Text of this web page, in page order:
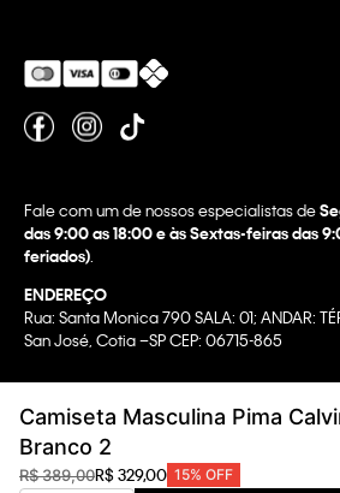
Camiseta Masculina Pima
Branco 2
R$389,00R$329,00 15% OFF
Fale com um de nossos especialistas de
das 9:00 as 18:00 e às Sextas-feiras das
feriados)
ENDEREÇO
Rua: Santa Monica 790 SALA: 01; ANDAR:
San José, Cotia –SP CEP: 06715-865
WBR INDUSTRIA E COMERCIO DE
CNPJ 07.296.319/0058-90